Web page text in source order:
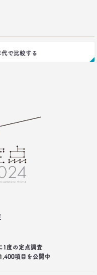
代で比較する
1度の定点調査
項目を公開中